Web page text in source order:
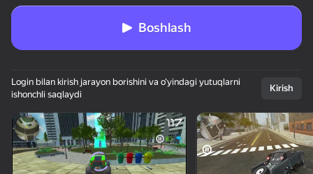
Qurilmani aylantiring
O‘yinlar faqat gorizontal
oriyentatsiyasida ishlaydi
Boshlash
Login bilan kirish jarayon borishini va o‘yindagi yutuqlarni
ishonchli saqlaydi
Kirish